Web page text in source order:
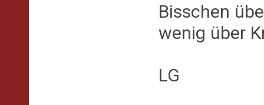
Bisschen
wenig über
LG